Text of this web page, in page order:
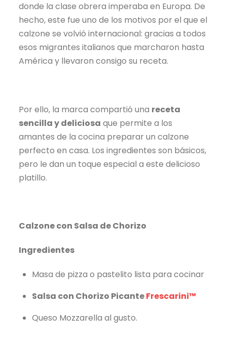
donde la clase obrera imperaba en Europa. De
hecho, este fue uno de los motivos por el que el
calzone se volvió internacional: gracias a todos
esos migrantes italianos que marcharon hasta
América y llevaron consigo su receta.
Por ello, la marca compartió una receta
sencilla y deliciosa que permite a los
amantes de la cocina preparar un calzone
perfecto en casa. Los ingredientes son básicos,
pero le dan un toque especial a este delicioso
platillo.
Calzone con Salsa de Chorizo
Ingredientes
Masa de pizza o pastelito lista para cocinar
Salsa con Chorizo PicanteFrescarini™
Queso Mozzarella al gusto.